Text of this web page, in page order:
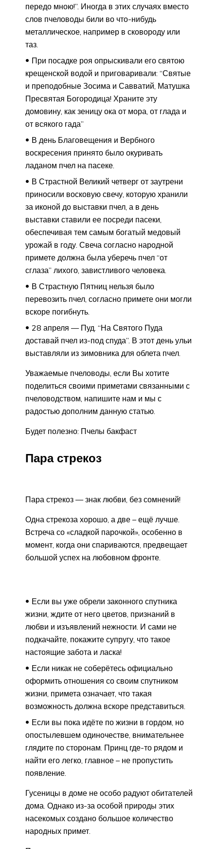
передо мною!”. Иногда в этих случаях вместо
слов пчеловоды били во что-нибудь
металлическое, например в сковороду или
таз.
При посадке роя опрыскивали его святою
крещенской водой и приговаривали: “Святые
и преподобные Зосима и Савватий, Матушка
Пресвятая Богородица! Храните эту
домовину, как зеницу ока от мора, от глада и
от всякого гада”
В день Благовещения и Вербного
воскресения принято было окуривать
ладаном пчел на пасеке.
В Страстной Великий четверг от заутрени
приносили восковую свечу, которую хранили
за иконой до выставки пчел, а в день
выставки ставили ее посреди пасеки,
обеспечивая тем самым богатый медовый
урожай в году. Свеча согласно народной
примете должна была уберечь пчел “от
сглаза” лихого, завистливого человека.
В Страстную Пятниц нельзя было
перевозить пчел, согласно примете они могли
вскоре погибнуть.
28 апреля — Пуд. “На Святого Пуда
доставай пчел из-под спуда”. В этот день ульи
выставляли из зимовника для облета пчел.
Уважаемые пчеловоды, если Вы хотите
поделиться своими приметами связанными с
пчеловодством, напишите нам и мы с
радостью дополним данную статью.
Будет полезно: Пчелы бакфаст
Пара стрекоз
Пара стрекоз — знак любви, без сомнений!
Одна стрекоза хорошо, а две – ещё лучше.
Встреча со «сладкой парочкой», особенно в
момент, когда они спариваются, предвещает
большой успех на любовном фронте.
Если вы уже обрели законного спутника
жизни, ждите от него цветов, признаний в
любви и изъявлений нежности. И сами не
подкачайте, покажите супругу, что такое
настоящие забота и ласка!
Если никак не соберётесь официально
оформить отношения со своим спутником
жизни, примета означает, что такая
возможность должна вскоре представиться.
Если вы пока идёте по жизни в гордом, но
опостылевшем одиночестве, внимательнее
глядите по сторонам. Принц где-то рядом и
найти его легко, главное – не пропустить
появление.
Гусеницы в доме не особо радуют обитателей
дома. Однако из-за особой природы этих
насекомых создано большое количество
народных примет.